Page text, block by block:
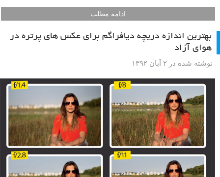
ادامه مطلب
افکت عمق میدان با فوتوشاپ – چه کار کنیم که عکسی با
نوردهی f/22 مانند f/1.2 دیده شود
نوشته شده در ۴ آبان ۱۳۹۲